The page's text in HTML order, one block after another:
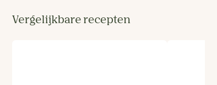
Vergelijkbare recepten